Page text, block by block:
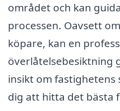
området och kan
processen. Oavsett
köpare, kan en
överlåtelsebesiktning
insikt om fastighetens
dig att hitta det bästa